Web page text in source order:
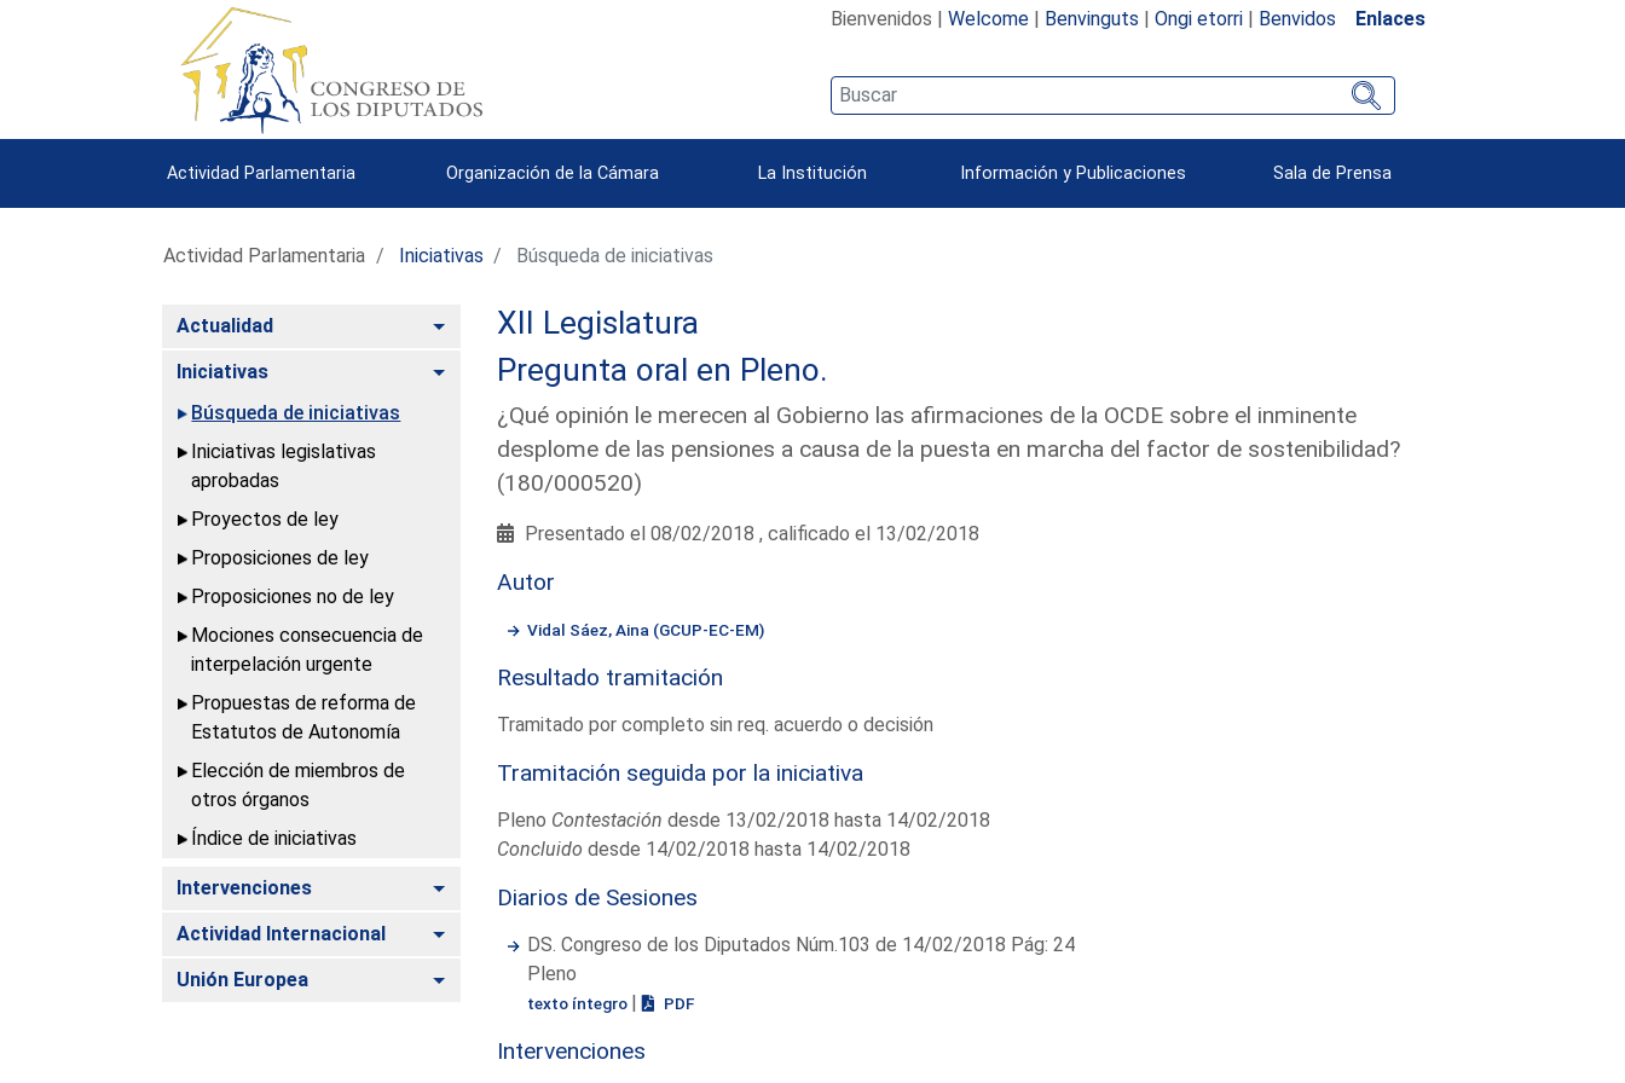
Bienvenidos | Welcome| Benvinguts | Ongi etorri| Benvidos Enlaces
Actividad Parlamentaria Organización de la Cámara La Institución Información y Publicaciones Sala de Prensa
Actividad Parlamentaria Iniciativas Búsqueda de iniciativas
Actualidad Alternar
Iniciativas
Alternar
Búsqueda de iniciativas
Iniciativas legislativas
aprobadas
Proyectos de ley
Proposiciones de ley
Proposiciones no de ley
Mociones consecuencia de
interpelación urgente
Propuestas de reforma de
Estatutos de Autonomía
Elección de miembros de
otros órganos
Índice de iniciativas
Intervenciones Alternar
Actividad Internacional Alternar
Unión Europea Alternar
XII Legislatura
Pregunta oral en Pleno.
¿Qué opinión le merecen al Gobierno las afirmaciones de la OCDE sobre el inminente
desplome de las pensiones a causa de la puesta en marcha del factor de sostenibilidad?
(180/000520)
Presentado el 08/02/2018 , calificado el 13/02/2018
Autor
Vidal Sáez, Aina (GCUP-EC-EM)
Resultado tramitación
Tramitado por completo sin req. acuerdo o decisión
Tramitación seguida por la iniciativa
Pleno Contestación desde 13/02/2018 hasta 14/02/2018
Concluido desde 14/02/2018 hasta 14/02/2018
Diarios de Sesiones
DS. Congreso de los Diputados Núm.103 de 14/02/2018 Pág: 24
Pleno
texto íntegro | PDF
Intervenciones